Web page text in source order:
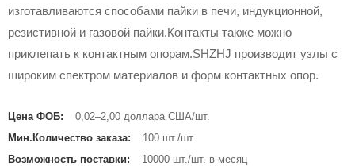
изготавливаются способами пайки в печи, индукционной,
резистивной и газовой пайки.Контакты также можно
приклепать к контактным опорам.SHZHJ производит узлы с
широким спектром материалов и форм контактных опор.
Цена ФОБ:
0,02–2,00 доллара США/шт.
Мин.Количество заказа:
100 шт./шт.
Возможность поставки:
10000 шт./шт. в месяц